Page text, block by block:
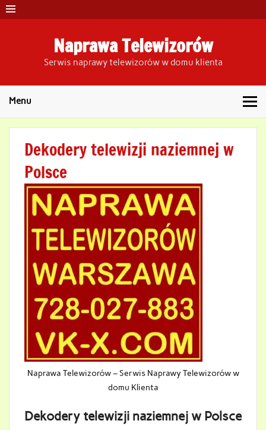
Skip
to
content
Naprawa Telewizorów
Serwis naprawy telewizorów w domu klienta
Menu
Dekodery telewizji naziemnej w
Polsce
Naprawa Telewizorów – Serwis Naprawy Telewizorów w
domu Klienta
Dekodery telewizji naziemnej w Polsce